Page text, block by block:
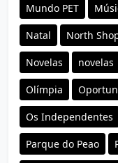
Mundo PET
Natal North
Novelas novelas
Olímpia
Os Independentes
Parque do Peao